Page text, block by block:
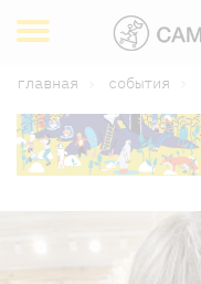
главная события